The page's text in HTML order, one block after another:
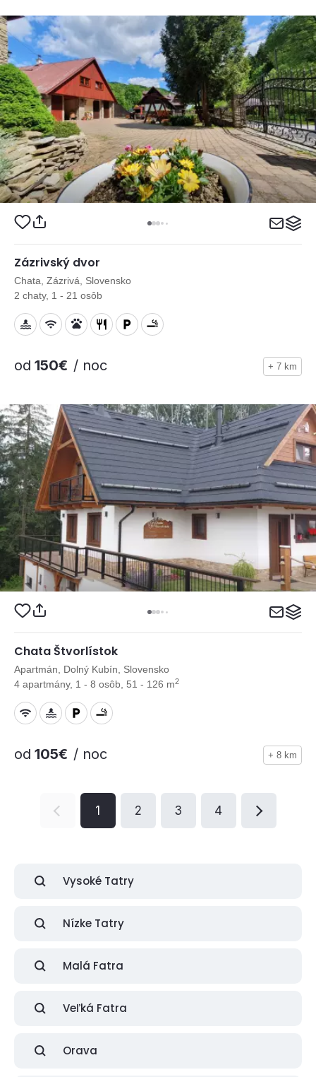
Zázrivský dvor
Chata, Zázrivá, Slovensko
2 chaty, 1 - 21 osôb
od 150€ / noc + 7 km
Chata Štvorlístok
Apartmán, Dolný Kubín, Slovensko
4 apartmány, 1 - 8 osôb, 51 - 126 m2
od 105€ / noc + 8 km
1 2 3 4
Vysoké Tatry
Nízke Tatry
Malá Fatra
Veľká Fatra
Orava